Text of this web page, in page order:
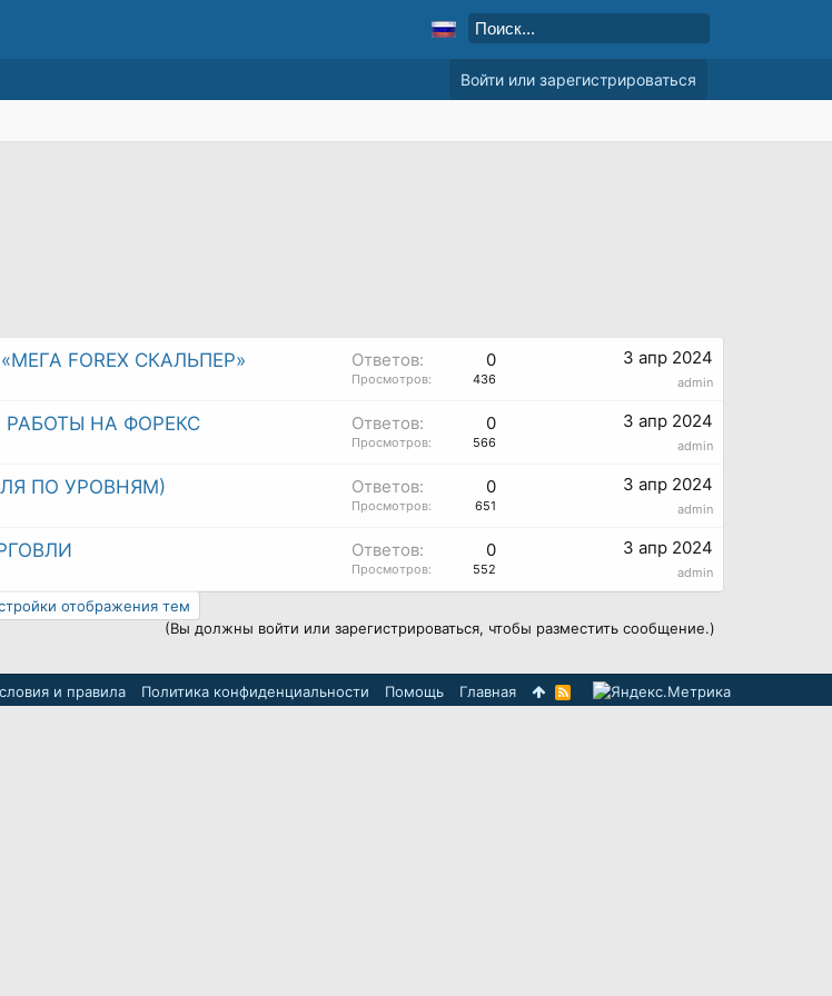
FOREX СКАЛЬПЕР» Ответов: 0
Просмотров: 436
3 апр 2024
admin
НА ФОРЕКС Ответов: 0
Просмотров: 566
3 апр 2024
admin
ПО УРОВНЯМ) Ответов: 0
Просмотров: 651
3 апр 2024
admin
Ответов: 0
Просмотров: 552
3 апр 2024
admin
отображения тем
(Вы должны войти или зарегистрироваться, чтобы разместить сообщение.)
Войти или зарегистрироваться
и правила Политика конфиденциальности Помощь Главная